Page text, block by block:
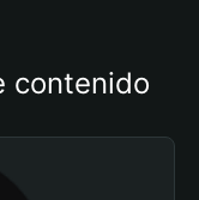
contenido